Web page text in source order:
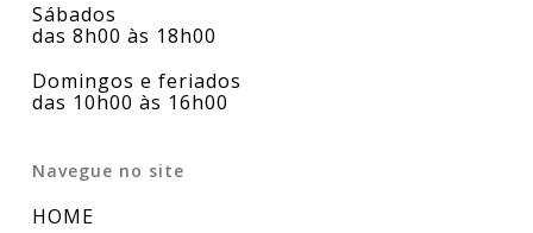
Sábados
das 8h00 às 18h00
Domingos e feriados
das 10h00 às 16h00
Navegue no site
HOME